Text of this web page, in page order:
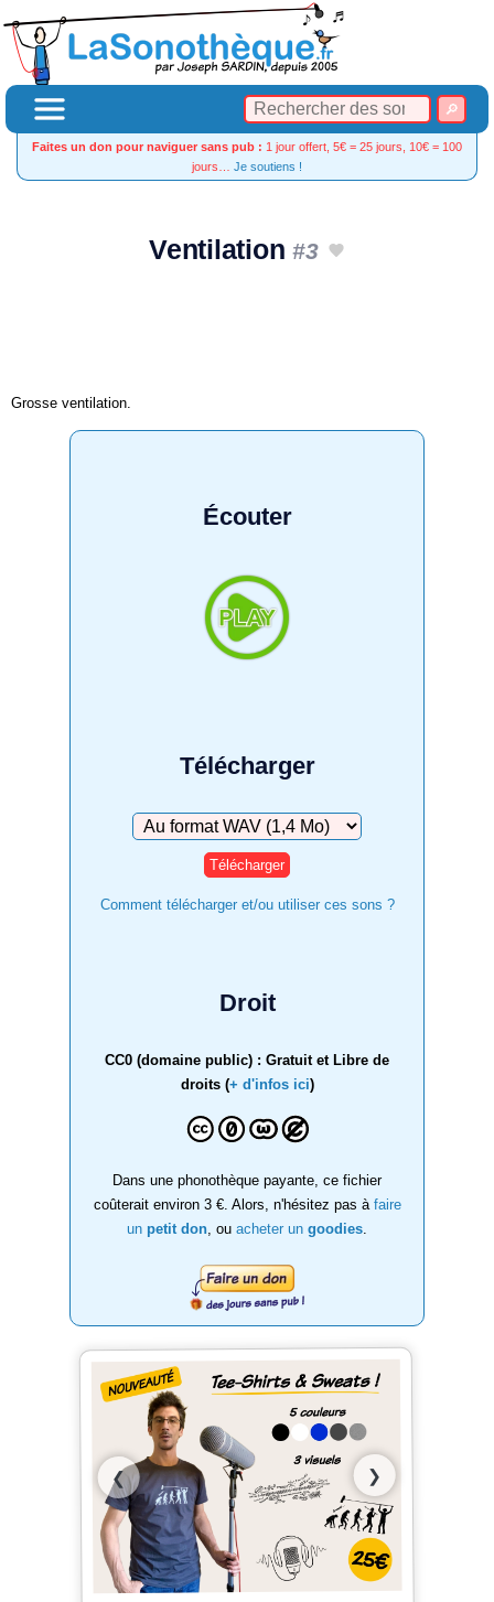
Faites un don pour naviguer sans pub : 1 jour offert, 5€ = 25 jours, 10€ = 100
jours… Je soutiens !
Ventilation#3
Grosse ventilation.
Écouter
Télécharger
Télécharger
Comment télécharger et/ou utiliser ces sons ?
Droit
CC0 (domaine public) : Gratuit et Libre de
droits (+ d'infos ici)
Dans une phonothèque payante, ce fichier
coûterait environ 3 €. Alors, n'hésitez pas à faire
un petit don , ou acheter un goodies
❮ ❯